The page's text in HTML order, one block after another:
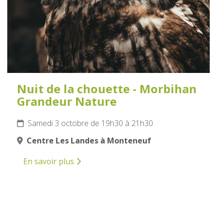
Nuit de la chouette - Morbihan
Grandeur Nature
Samedi 3 octobre de 19h30 à 21h30
Centre Les Landes à Monteneuf
En savoir plus